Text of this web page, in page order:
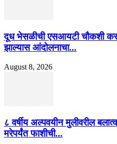
दूध भेसळीची एसआयटी चौकशी
झाल्यास आंदोलनाचा...
August 8, 2026
८ वर्षीय अल्पवयीन मुलीवरील
मरेपर्यंत फाशीची...